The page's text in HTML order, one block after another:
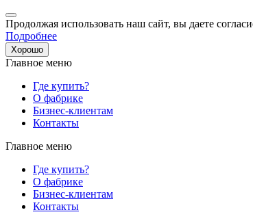
Продолжая использовать наш сайт, вы даете
Подробнее
Хорошо
Главное меню
Где купить?
О фабрике
Бизнес-клиентам
Контакты
Главное меню
Где купить?
О фабрике
Бизнес-клиентам
Контакты